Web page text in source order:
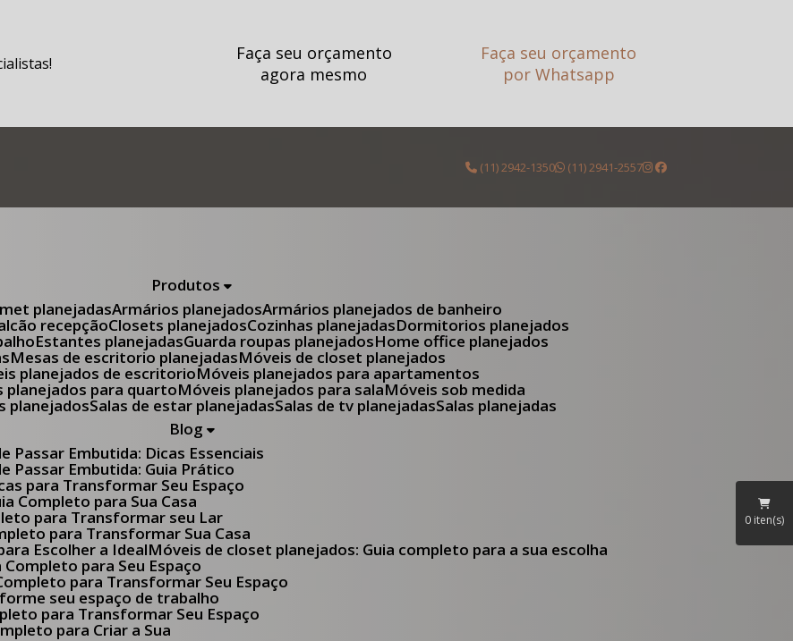
Faça seu orçamento
agora mesmo
Faça seu orçamento
por Whatsapp
(11) 2942-1350 (11) 2941-2557
Produtos
planejadas Armários planejados Armários planejados de banheiro
recepção Closets planejados Cozinhas planejadas Dormitorios planejados
Estantes planejadas Guarda roupas planejados Home office planejados
Mesas de escritorio planejadas Móveis de closet planejados
planejados de escritorio Móveis planejados para apartamentos
planejados para quarto Móveis planejados para sala Móveis sob medida
planejados Salas de estar planejadas Salas de tv planejadas Salas planejadas
Blog
Passar Embutida: Dicas Essenciais
Passar Embutida: Guia Prático
para Transformar Seu Espaço
Completo para Sua Casa
para Transformar seu Lar
para Transformar Sua Casa
Escolher a Ideal Móveis de closet planejados: Guia completo para a sua escolha
Completo para Seu Espaço
para Transformar Seu Espaço
seu espaço de trabalho
para Transformar Seu Espaço
para Criar a Sua
0 iten(s)